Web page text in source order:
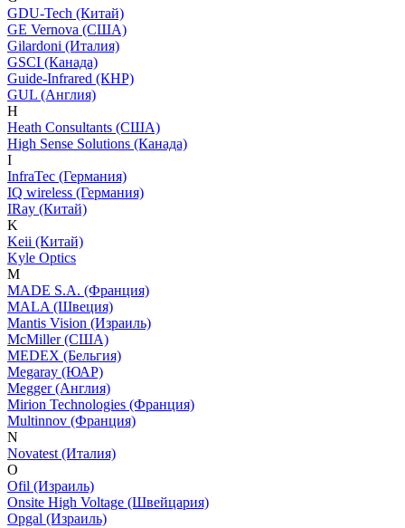
GDU-Tech (Китай)
GE Vernova (США)
Gilardoni (Италия)
GSCI (Канада)
Guide-Infrared (КНР)
GUL (Англия)
H
Heath Consultants (США)
High Sense Solutions (Канада)
I
InfraTec (Германия)
IQ wireless (Германия)
IRay (Китай)
K
Keii (Китай)
Kyle Optics
M
MADE S.A. (Франция)
MALA (Швеция)
Mantis Vision (Израиль)
McMiller (США)
MEDEX (Бельгия)
Megaray (ЮАР)
Megger (Англия)
Mirion Technologies (Франция)
Multinnov (Франция)
N
Novatest (Италия)
O
Ofil (Израиль)
Onsite High Voltage (Швейцария)
Opgal (Израиль)